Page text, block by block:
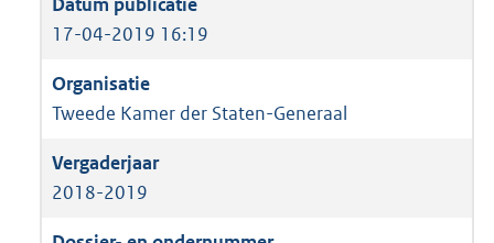
17-04-2019 16:19
Tweede Kamer der Staten-Generaal
2018-2019